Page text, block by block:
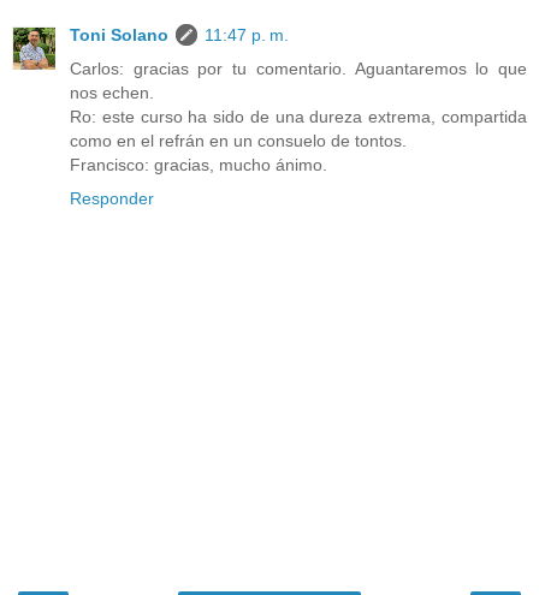
Toni Solano
11:47 p. m.
Carlos: gracias por tu comentario. Aguantaremos lo que
nos echen.
Ro: este curso ha sido de una dureza extrema, compartida
como en el refrán en un consuelo de tontos.
Francisco: gracias, mucho ánimo.
Responder